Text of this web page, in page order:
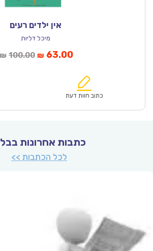
אין ילדים רעים
מיכל דליות
₪ 100.00המחיר
₪100.00.
₪ 63.00המחיר
הוא:
כתוב חוות דעת
כתבות אחרונות
לכל הכתבות >>